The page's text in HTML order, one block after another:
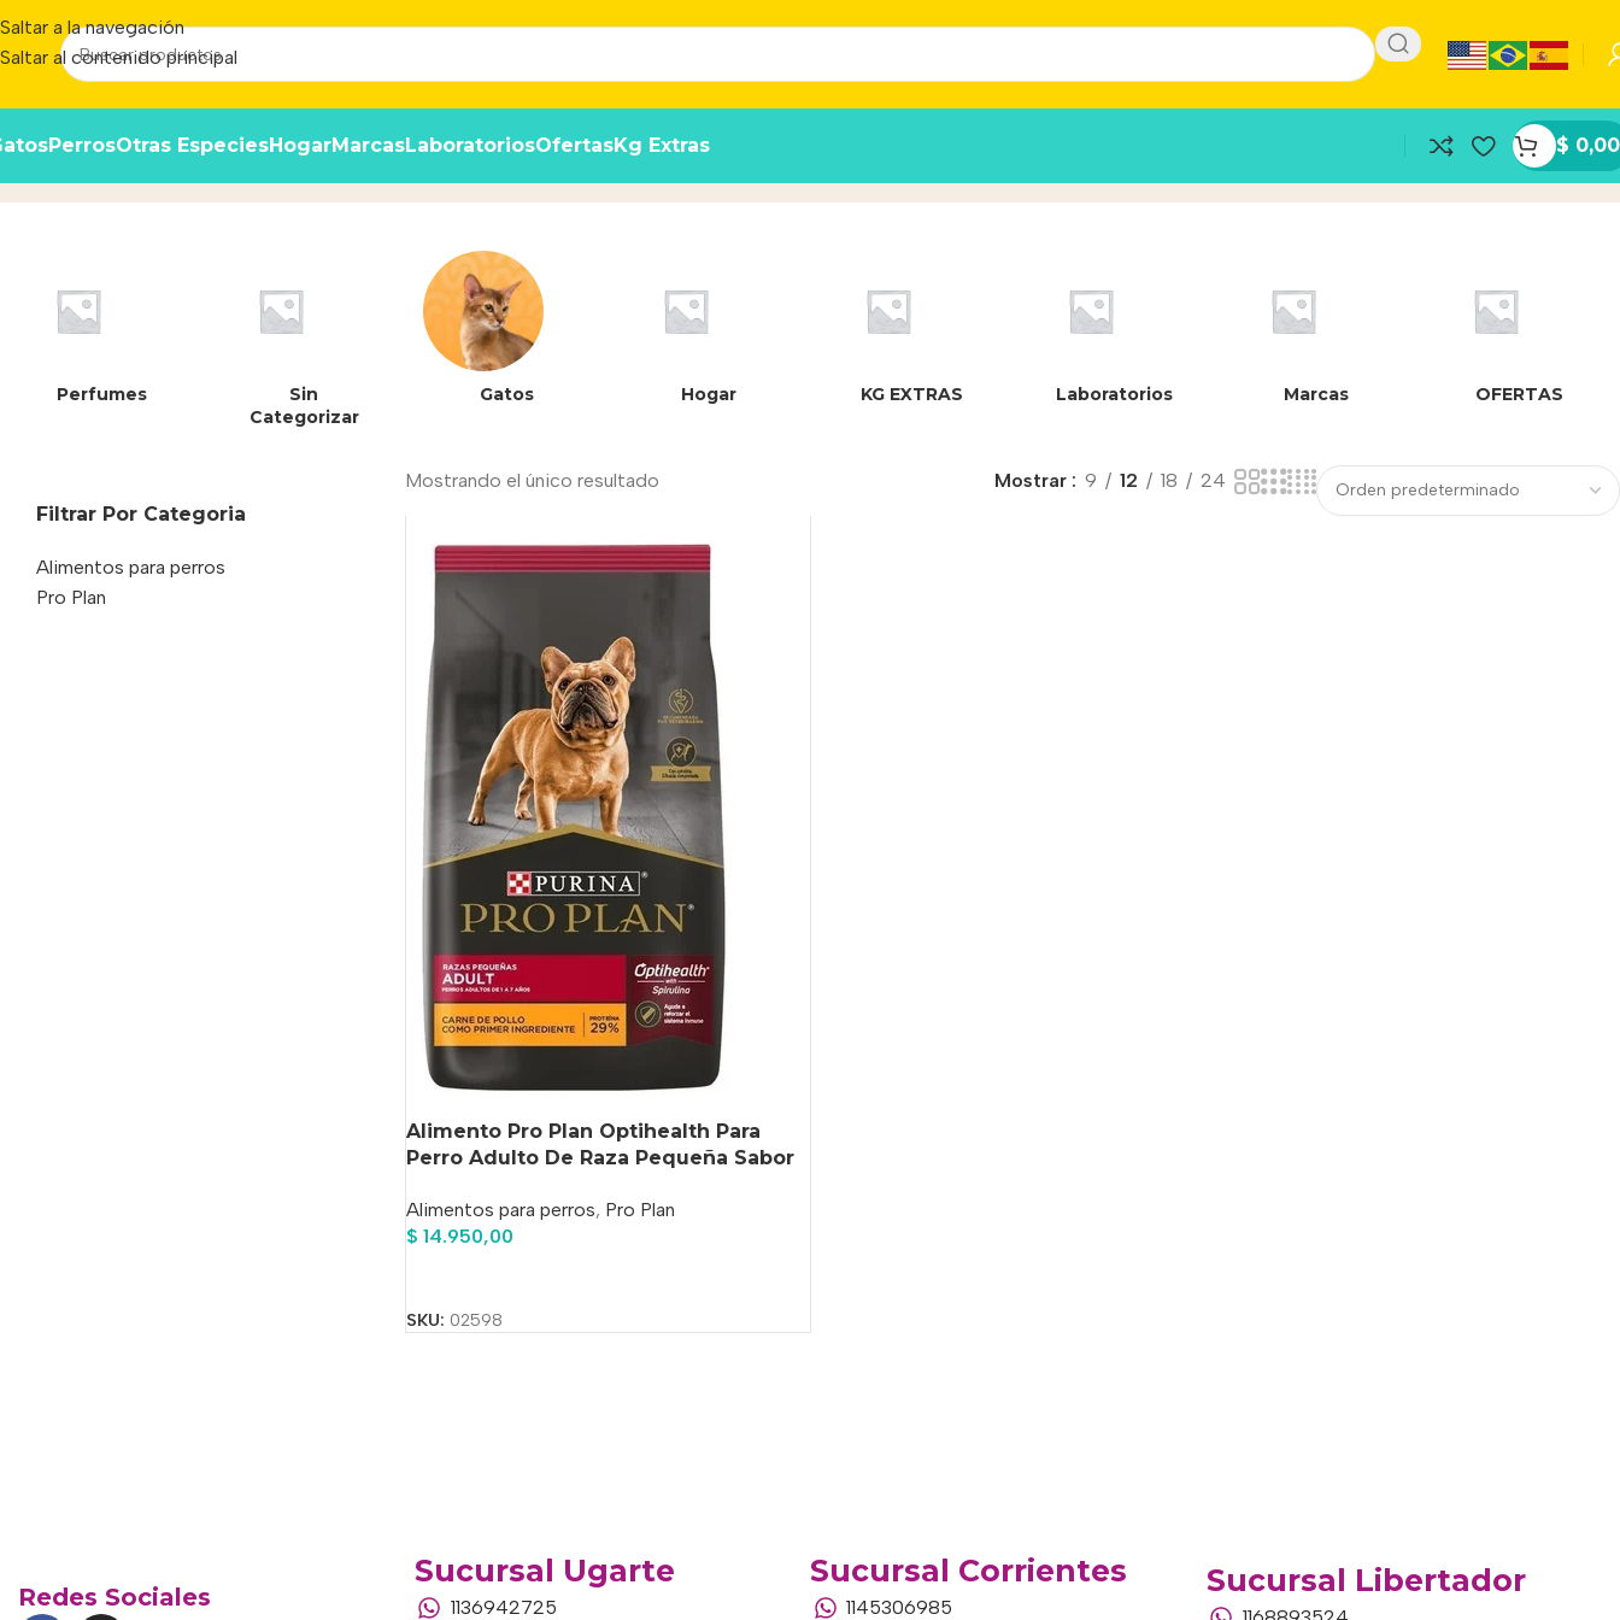
Saltar a la navegación
Saltar al contenido principal
PerrosOtras EspeciesHogarMarcasLaboratoriosOfertasKg Extras $ 0,00
7613287029164
Perfumes
Sin
Categorizar
Gatos Hogar KG EXTRAS Laboratorios Marcas OFERTAS
Filtrar Por Categoria
Alimentos para perros
Pro Plan
Mostrando el único resultado Mostrar 9 12 18 24
Alimento Pro Plan Optihealth Para
Perro Adulto De Raza Pequeña Sabor
Alimentos para perros, Pro Plan
$ 14.950,00
SKU: 02598
Redes Sociales
Sucursal Ugarte
1136942725
Sucursal Corrientes
1145306985
Sucursal Libertador